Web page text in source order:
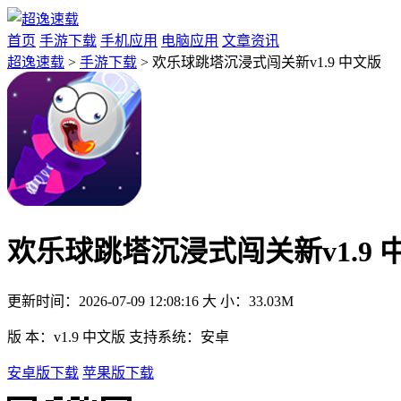
首页 手游下载 手机应用 电脑应用 文章资讯
超逸速载 > 手游下载 > 欢乐球跳塔沉浸式闯关新v1.9 中文版
欢乐球跳塔沉浸式闯关新v1.9
更新时间： 2026-07-09 12:08:16 大 小： 33.03M
版 本： v1.9 中文版 支持系统： 安卓
安卓版下载 苹果版下载